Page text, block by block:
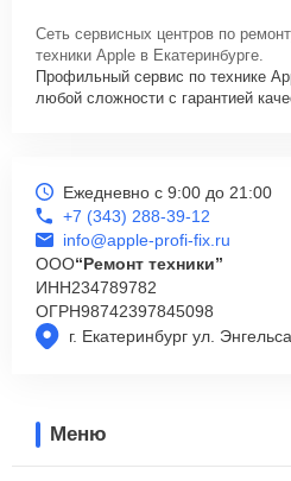
Сеть сервисных центров по
техники Apple в Екатеринбурге.
Профильный сервис по технике
любой сложности с гарантией
г. Екатеринбург ул.
Ежедневно с 9:00 до 21:00
+7 (343) 288-39-12
info@apple-profi-fix.ru
ООО“Ремонт техники”
ИНН234789782
ОГРН98742397845098
Меню